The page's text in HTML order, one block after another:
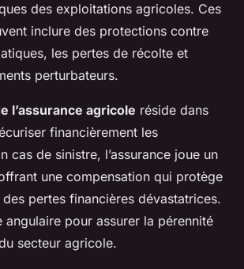
des exploitations agricoles. Ces
inclure des protections contre
les pertes de récolte et
perturbateurs.
l’assurance agricole réside dans
financièrement les
cas de sinistre, l’assurance joue un
une compensation qui protège
pertes financières dévastatrices.
angulaire pour assurer la pérennité
secteur agricole.